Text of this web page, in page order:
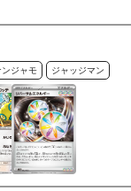
ンジャモ ジャッジマン